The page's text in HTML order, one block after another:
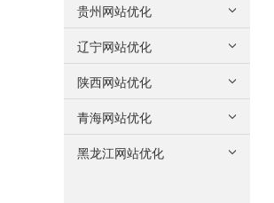
贵州网站优化
辽宁网站优化
陕西网站优化
青海网站优化
黑龙江网站优化